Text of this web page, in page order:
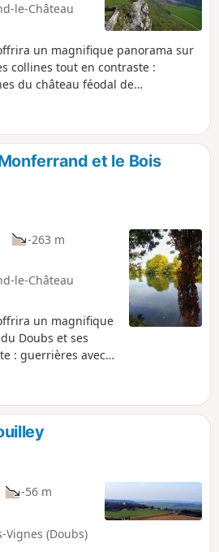
le-Château
un magnifique panorama sur
collines tout en contraste :
du château féodal de
par de doubs méandres
nommée Notre-Dame de
vous protégeant des gargouilles
et le Bois
-263 m
le-Château
un magnifique
Doubs et ses
: guerrières avec
la Vierge
du Mont, tout en
de crête.
-56 m
Vignes (Doubs)